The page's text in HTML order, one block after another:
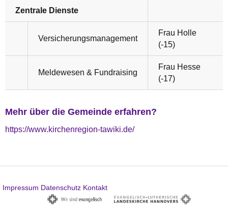
Zentrale Dienste
Versicherungsmanagement
Frau Holle
(-15)
Meldewesen & Fundraising
Frau Hesse
(-17)
Mehr über die Gemeinde erfahren?
https://www.kirchenregion-tawiki.de/
Impressum Datenschutz Kontakt